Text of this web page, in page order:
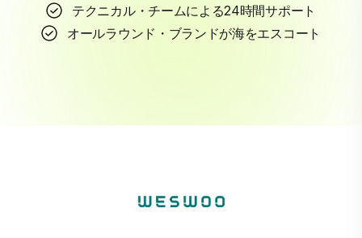
テクニカル・チームによる24時間サポート
オールラウンド・ブランドが海をエスコート